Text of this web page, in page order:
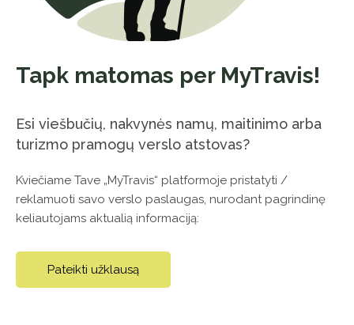
Tapk matomas per MyTravis!
Esi viešbučių, nakvynės namų, maitinimo arba
turizmo pramogų verslo atstovas?
Kviečiame Tave „MyTravis“ platformoje pristatyti /
reklamuoti savo verslo paslaugas, nurodant pagrindinę
keliautojams aktualią informaciją:
Pateikti užklausą